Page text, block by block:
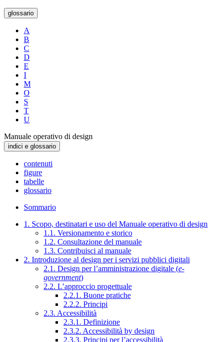
glossario
A
B
C
D
E
I
M
O
S
T
U
Manuale operativo di design
indici e glossario
contenuti
figure
tabelle
glossario
Sommario
1. Scopo, destinatari e uso del Manuale operativo di design
1.1. Versionamento e storico
1.2. Consultazione del manuale
1.3. Contribuisci al manuale
2. Introduzione al design per i servizi pubblici digitali
2.1. Design per l’amministrazione digitale (e-
government)
2.2. L’approccio progettuale
2.2.1. Buone pratiche
2.2.2. Principi
2.3. Accessibilità
2.3.1. Definizione
2.3.2. Accessibilità by design
2.3.3. Principi per l’accessibilità